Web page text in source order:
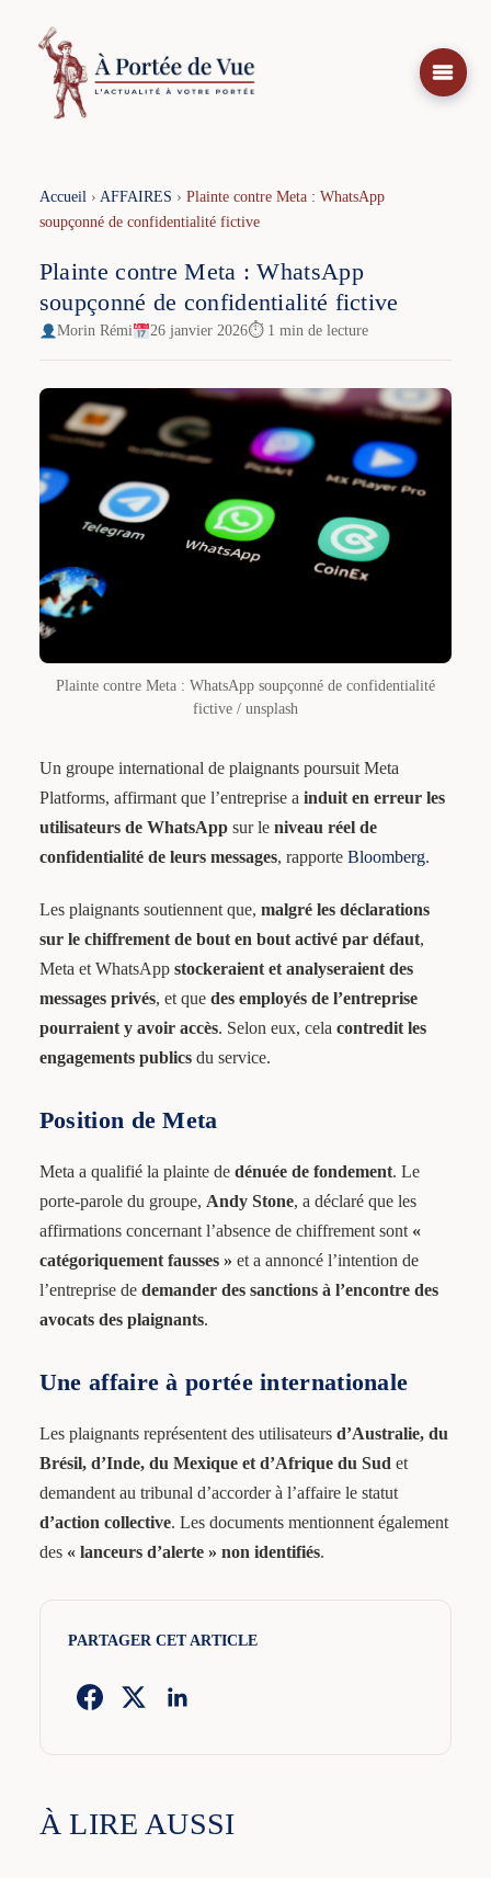
contenu
Accueil› AFFAIRES › Plainte contre Meta : WhatsApp
soupçonné de confidentialité fictive
Plainte contre Meta : WhatsApp
soupçonné de confidentialité fictive
Morin Rémi 26 janvier 2026⏱ 1 min de lecture
Plainte contre Meta : WhatsApp soupçonné de confidentialité
fictive / unsplash
Un groupe international de plaignants poursuit Meta
Platforms, affirmant que l’entreprise a induit en erreur les
utilisateurs de WhatsAppsur le niveau réel de
confidentialité de leurs messages, rapporte Bloomberg.
Les plaignants soutiennent que, malgré les déclarations
sur le chiffrement de bout en bout activé par défaut,
Meta et WhatsApp stockeraient et analyseraient des
messages privés, et que des employés de l’entreprise
pourraient y avoir accès. Selon eux, cela contredit les
engagements publicsdu service.
Position de Meta
Meta a qualifié la plainte de dénuée de fondement. Le
porte-parole du groupe, Andy Stone, a déclaré que les
affirmations concernant l’absence de chiffrement sont «
catégoriquement fausses » et a annoncé l’intention de
l’entreprise de demander des sanctions à l’encontre des
avocats des plaignants.
Une affaire à portée internationale
Les plaignants représentent des utilisateurs d’Australie, du
Brésil, d’Inde, du Mexique et d’Afrique du Sud et
demandent au tribunal d’accorder à l’affaire le statut
d’action collective. Les documents mentionnent également
des « lanceurs d’alerte » non identifiés.
PARTAGER CET ARTICLE
À LIRE AUSSI